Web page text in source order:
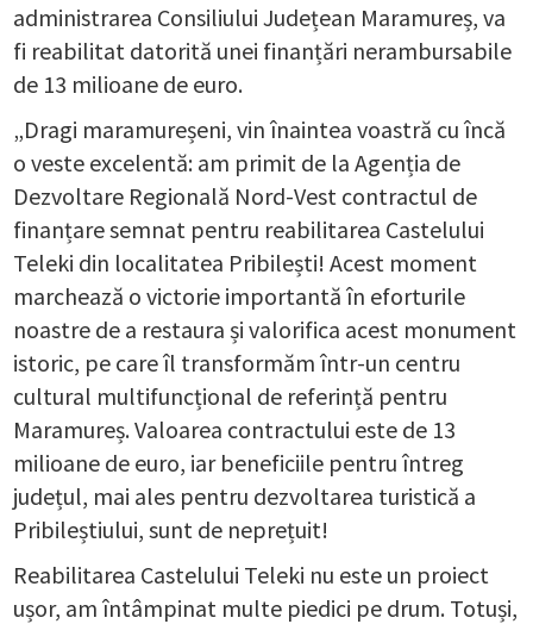
administrarea Consiliului Județean Maramureș, va
fi reabilitat datorită unei finanțări nerambursabile
de 13 milioane de euro.
„Dragi maramureșeni, vin înaintea voastră cu încă
o veste excelentă: am primit de la Agenția de
Dezvoltare Regională Nord-Vest contractul de
finanțare semnat pentru reabilitarea Castelului
Teleki din localitatea Pribilești! Acest moment
marchează o victorie importantă în eforturile
noastre de a restaura și valorifica acest monument
istoric, pe care îl transformăm într-un centru
cultural multifuncțional de referință pentru
Maramureș. Valoarea contractului este de 13
milioane de euro, iar beneficiile pentru întreg
județul, mai ales pentru dezvoltarea turistică a
Pribileștiului, sunt de neprețuit!
Reabilitarea Castelului Teleki nu este un proiect
ușor, am întâmpinat multe piedici pe drum. Totuși,